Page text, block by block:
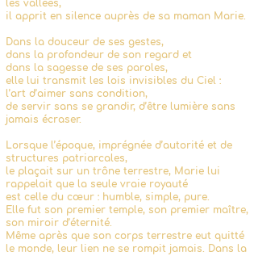
les vallées,
il apprit en silence auprès de sa maman Marie.
Dans la douceur de ses gestes,
dans la profondeur de son regard et
dans la sagesse de ses paroles,
elle lui transmit les lois invisibles du Ciel :
l’art d’aimer sans condition,
de servir sans se grandir, d’être lumière sans
jamais écraser.
Lorsque l’époque, imprégnée d’autorité et de
structures patriarcales,
le plaçait sur un trône terrestre, Marie lui
rappelait que la seule vraie royauté
est celle du cœur : humble, simple, pure.
Elle fut son premier temple, son premier maître,
son miroir d’éternité.
Même après que son corps terrestre eut quitté
le monde, leur lien ne se rompit jamais. Dans la